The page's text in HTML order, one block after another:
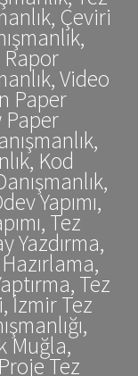
Çeviri
Rapor
Video
Paper
Paper
Kod
Yapımı,
Tez
Yazdırma,
Tez
İzmir Tez
Muğla,
Tez